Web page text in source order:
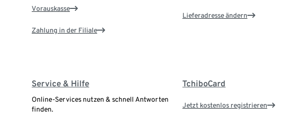
Vorauskasse
Zahlung in der Filiale
Lieferadresse ändern
Service & Hilfe
Online-Services nutzen & schnell Antworten
finden.
TchiboCard
Jetzt kostenlos registrieren